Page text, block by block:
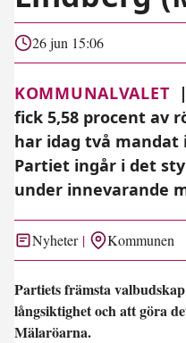
26 jun 15:06
KOMMUNALVALET |
fick 5,58 procent av
har idag två
Partiet ingår i det
under innevarande
Nyheter Kommunen
Partiets främsta
långsiktighet och att göra
Mälaröarna.